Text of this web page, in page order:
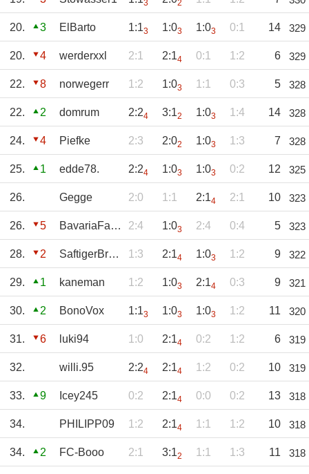
3 2
20. 3 ElBarto 1:13 1:03 1:03 0:1 14 329
20. 4 werderxxl 2:1 2:14 0:1 1:2 6 329
22. 8 norwegerr 1:2 1:03 1:1 0:3 5 328
22. 2 domrum 2:24 3:12 1:03 1:4 14 328
24. 4 Piefke 2:3 2:02 1:03 1:3 7 328
25. 1 edde78. 2:24 1:03 1:03 0:2 12 325
26. Gegge 2:0 1:1 2:14 2:1 10 323
26. 5 BavariaFanta 2:4 1:03 2:4 0:4 5 323
28. 2 SaftigerBroiler 1:3 2:14 1:03 1:2 9 322
29. 1 kaneman 1:2 1:03 2:14 0:3 9 321
30. 2 BonoVox 1:13 1:03 1:03 1:2 11 320
31. 6 luki94 1:0 2:14 0:2 1:2 6 319
32. willi.95 2:24 2:14 1:2 0:2 10 319
33. 9 Icey245 0:2 2:14 0:0 0:2 13 318
34. PHILIPP09 1:2 2:14 1:1 1:2 10 318
34. 2 FC-Booo 2:1 3:12 1:1 1:3 11 318